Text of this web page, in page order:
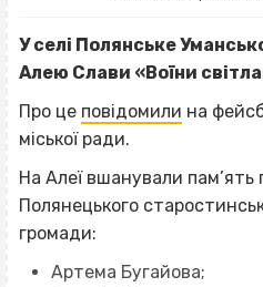
У селі Полянське
Алею Слави «Воїни
Про це повідомили на
міської ради.
На Алеї вшанували пам’ять
Полянецького
громади:
Артема Бугайова;